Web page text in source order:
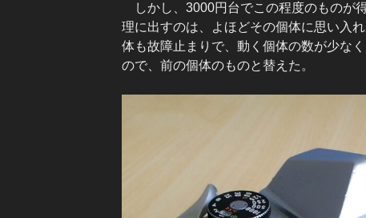
しかし、3000円台でこの程度のものが
理に出すのは、よほどその個体に思い入
体も故障止まりで、動く個体の数が少な
ので、前の個体のものと替えた。